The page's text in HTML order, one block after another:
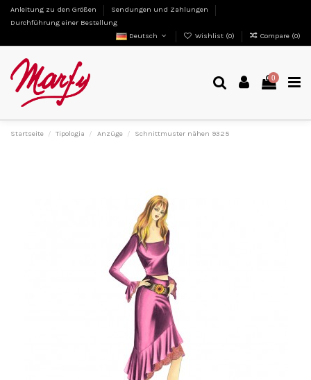
Anleitung zu den Größen
Sendungen und Zahlungen
Durchführung einer Bestellung
Deutsch
Wishlist (0) Compare (0)
0
Startseite Tipologia Anzüge Schnittmuster nähen 9325